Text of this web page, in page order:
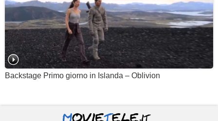
Backstage Primo giorno in Islanda – Oblivion